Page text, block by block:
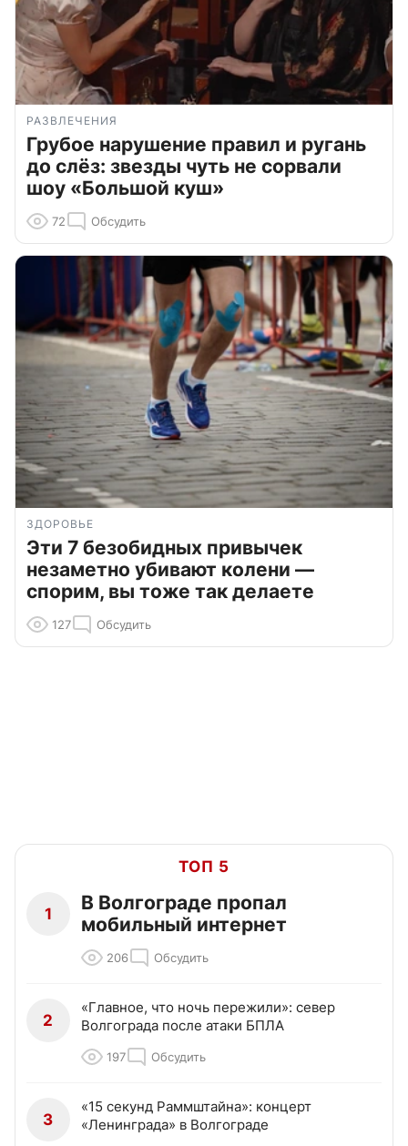
РАЗВЛЕЧЕНИЯ
Грубое нарушение правил и ругань
до слёз: звезды чуть не сорвали
шоу «Большой куш»
72 Обсудить
ЗДОРОВЬЕ
Эти 7 безобидных привычек
незаметно убивают колени —
спорим, вы тоже так делаете
127 Обсудить
ТОП 5
1
В Волгограде пропал
мобильный интернет
206 Обсудить
2
«Главное, что ночь пережили»: север
Волгограда после атаки БПЛА
197 Обсудить
3
«15 секунд Раммштайна»: концерт
«Ленинграда» в Волгограде